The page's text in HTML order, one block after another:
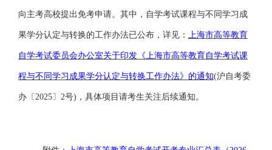
向主考高校提出免考申请。其中，自学考试课程与不同学习成
果学分认定与转换的工作办法已公布，详见 ： 上海市高等教育
自学考试委员会办公室关于印发《上海市高等教育自学考试课
程与不同学习成果学分认定与转换工作办法》的通知(沪自考委
办〔2025〕2号) ，具体项目请考生关注后续通知。